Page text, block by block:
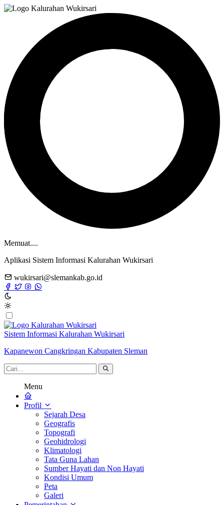
Memuat....
Aplikasi Sistem Informasi Kalurahan Wukirsari
wukirsari@slemankab.go.id
Sistem Informasi Kalurahan Wukirsari
Kapanewon Cangkringan Kabupaten Sleman
Menu
Profil
Sejarah Desa
Geografis
Topografi
Geohidrologi
Klimatologi
Tata Guna Lahan
Sumber Hayati dan Non Hayati
Kondisi Umum
Peta
Galeri